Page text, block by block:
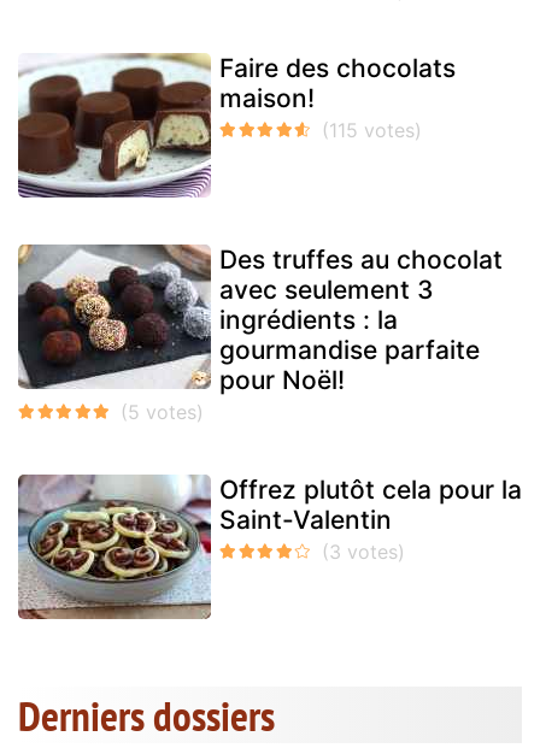
Faire des chocolats
maison!
Des truffes au chocolat
avec seulement 3
ingrédients : la
gourmandise parfaite
pour Noël!
Offrez plutôt cela pour la
Saint-Valentin
Derniers dossiers